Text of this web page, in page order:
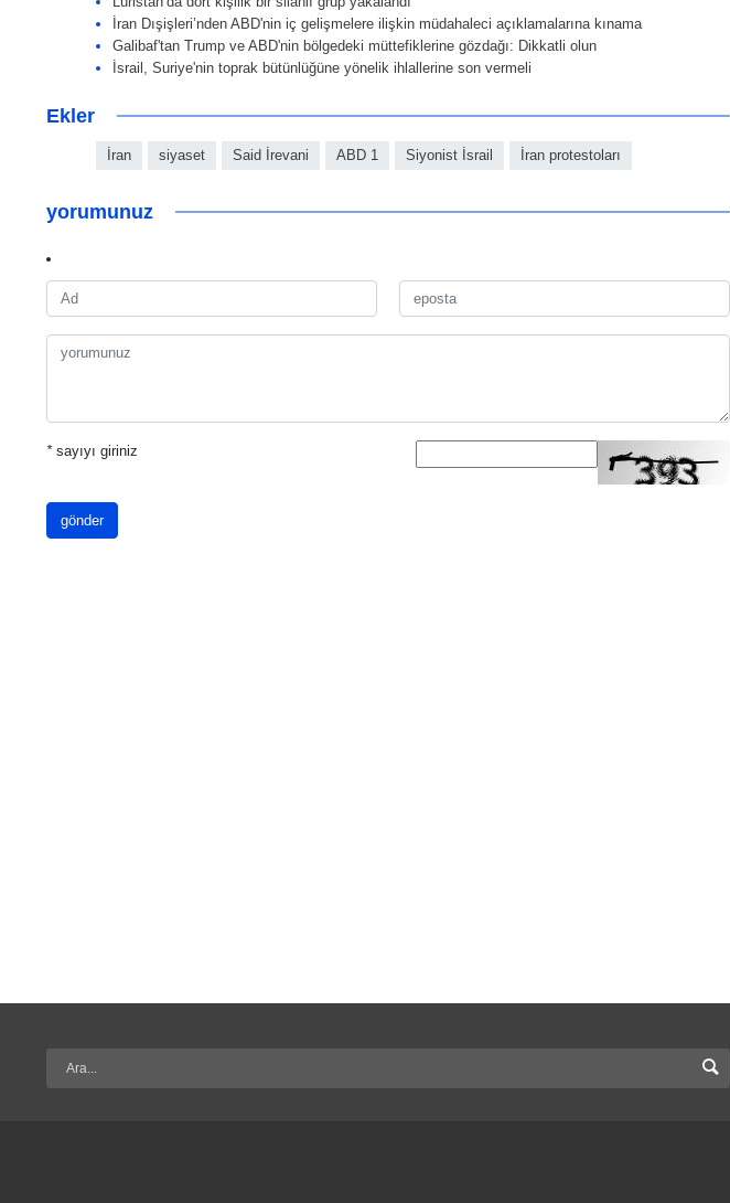
İran Dışişleri’nden ABD'nin iç gelişmelere ilişkin müdahaleci açıklamalarına kınama
Galibaf'tan Trump ve ABD'nin bölgedeki müttefiklerine gözdağı: Dikkatli olun
İsrail, Suriye'nin toprak bütünlüğüne yönelik ihlallerine son vermeli
Ekler
İran siyaset Said İrevani ABD 1 Siyonist İsrail İran protestoları
yorumunuz
*sayıyı giriniz
gönder